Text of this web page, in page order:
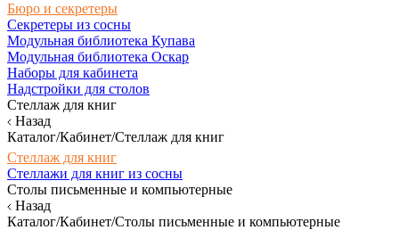
Бюро и секретеры
Секретеры из сосны
Модульная библиотека Купава
Модульная библиотека Оскар
Наборы для кабинета
Надстройки для столов
Стеллаж для книг
Назад
Каталог/Кабинет/Стеллаж для книг
Стеллаж для книг
Стеллажи для книг из сосны
Столы письменные и компьютерные
Назад
Каталог/Кабинет/Столы письменные и компьютерные